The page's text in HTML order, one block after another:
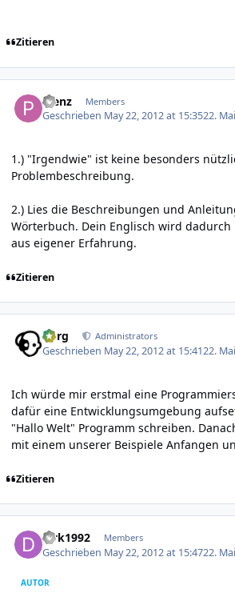
Zitieren
Plenz Members
Geschrieben May 22, 2012 at 15:3522.
1.) "Irgendwie" ist keine besonders
Problembeschreibung.
2.) Lies die Beschreibungen und
Wörterbuch. Dein Englisch wird dadurch
aus eigener Erfahrung.
Zitieren
borg Administrators
Geschrieben May 22, 2012 at 15:4122.
Ich würde mir erstmal eine
dafür eine Entwicklungsumgebung
"Hallo Welt" Programm schreiben.
mit einem unserer Beispiele Anfangen
Zitieren
dirk1992 Members
Geschrieben May 22, 2012 at 15:4722.
AUTOR